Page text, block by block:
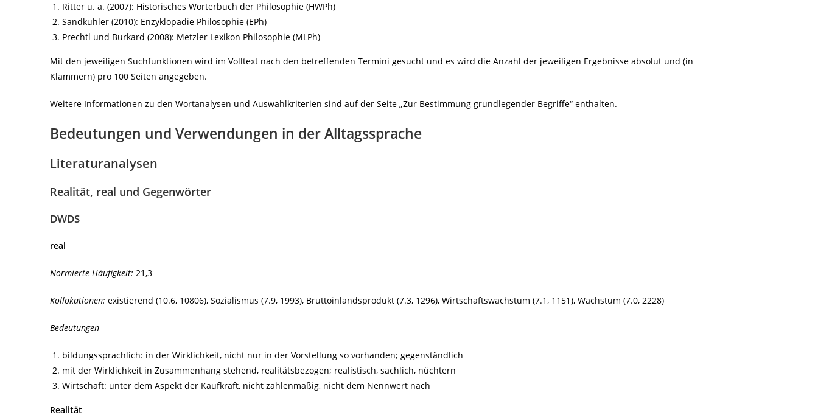
Ritter u. a. (2007): Historisches Wörterbuch der Philosophie (HWPh)
Sandkühler (2010): Enzyklopädie Philosophie (EPh)
Prechtl und Burkard (2008): Metzler Lexikon Philosophie (MLPh)
Mit den jeweiligen Suchfunktionen wird im Volltext nach den betreffenden Termini gesucht und es wird die Anzahl der jeweiligen Ergebnisse absolut und (in
Klammern) pro 100 Seiten angegeben.
Weitere Informationen zu den Wortanalysen und Auswahlkriterien sind auf der Seite „Zur Bestimmung grundlegender Begriffe“ enthalten.
Bedeutungen und Verwendungen in der Alltagssprache
Literaturanalysen
Realität, real und Gegenwörter
DWDS
real
Normierte Häufigkeit: 21,3
Kollokationen: existierend (10.6, 10806), Sozialismus (7.9, 1993), Bruttoinlandsprodukt (7.3, 1296), Wirtschaftswachstum (7.1, 1151), Wachstum (7.0, 2228)
Bedeutungen
bildungssprachlich: in der Wirklichkeit, nicht nur in der Vorstellung so vorhanden; gegenständlich
mit der Wirklichkeit in Zusammenhang stehend, realitätsbezogen; realistisch, sachlich, nüchtern
Wirtschaft: unter dem Aspekt der Kaufkraft, nicht zahlenmäßig, nicht dem Nennwert nach
Realität